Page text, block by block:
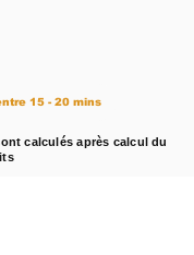
Livraison rapide entre 15 - 20 mins
calculés après calcul du